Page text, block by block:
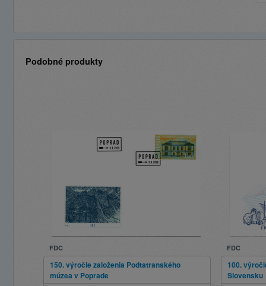
Podobné produkty
FDC
150. výročie založenia Podtatranského
múzea v Poprade
FDC
100.
Slovensku